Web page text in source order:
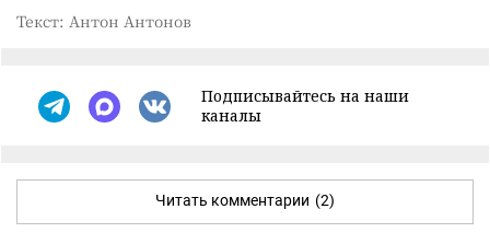
Текст: Антон Антонов
Подписывайтесь на наши
каналы
Читать комментарии (2)